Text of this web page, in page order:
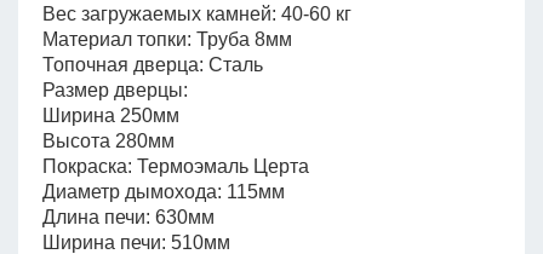
Вес загружаемых камней: 40-60 кг
Материал топки: Труба 8мм
Топочная дверца: Сталь
Размер дверцы:
Ширина 250мм
Высота 280мм
Покраска: Термоэмаль Церта
Диаметр дымохода: 115мм
Длина печи: 630мм
Ширина печи: 510мм